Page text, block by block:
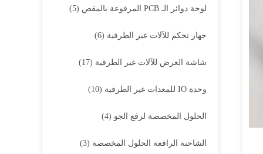
لوحة دوائر الـ PCB المرفوعة بالمقص (5)
جهاز تحكم للآلات غير الطرقية (6)
شاشة العرض للآلات غير الطرقية (17)
وحدة IO للمعدات غير الطرقية (10)
الحلول المخصصة لرفع الجو (4)
الشاحنة الرافعة الحلول المخصصة (3)